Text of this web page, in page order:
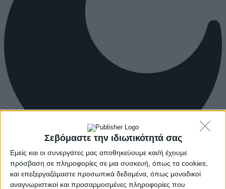
Σεβόμαστε την ιδιωτικότητά σας
Εμείς και οι συνεργάτες μας αποθηκεύουμε και/ή έχουμε
πρόσβαση σε πληροφορίες σε μια συσκευή, όπως τα cookies,
και επεξεργαζόμαστε προσωπικά δεδομένα, όπως μοναδικοί
αναγνωριστικοί και προσαρμοσμένες πληροφορίες που